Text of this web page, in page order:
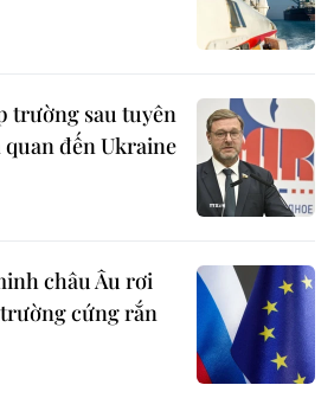
trường sau tuyên
đến Ukraine
châu Âu rơi
cứng rắn